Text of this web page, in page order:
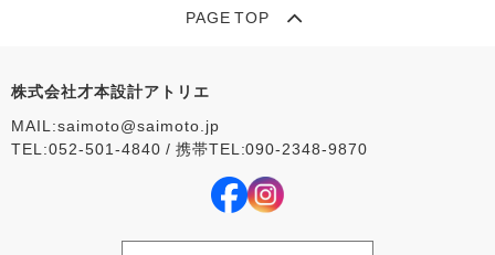
PAGE TOP
株式会社才本設計アトリエ
MAIL:saimoto@saimoto.jp
TEL:052-501-4840 / 携帯TEL:090-2348‐9870